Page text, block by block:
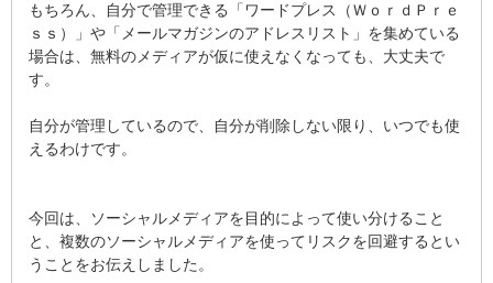
もちろん、自分で管理できる「ワードプレス（ＷｏｒｄＰｒｅ
ｓｓ）」や「メールマガジンのアドレスリスト」を集めている
場合は、無料のメディアが仮に使えなくなっても、大丈夫で
す。
自分が管理しているので、自分が削除しない限り、いつでも使
えるわけです。
今回は、ソーシャルメディアを目的によって使い分けること
と、複数のソーシャルメディアを使ってリスクを回避するとい
うことをお伝えしました。